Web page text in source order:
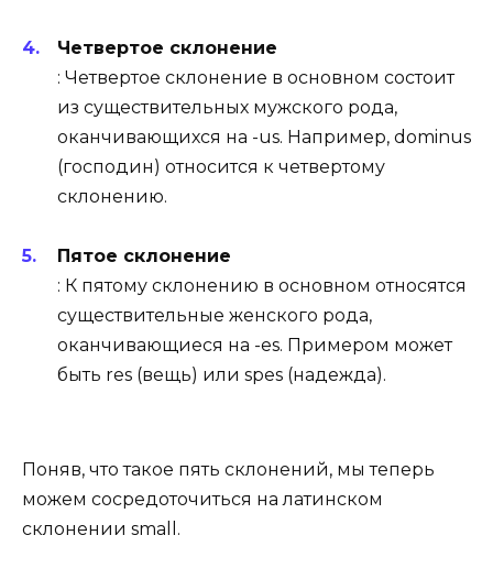
Четвертое склонение
: Четвертое склонение в основном состоит
из существительных мужского рода,
оканчивающихся на -us. Например, dominus
(господин) относится к четвертому
склонению.
Пятое склонение
: К пятому склонению в основном относятся
существительные женского рода,
оканчивающиеся на -es. Примером может
быть res (вещь) или spes (надежда).
Поняв, что такое пять склонений, мы теперь
можем сосредоточиться на латинском
склонении small.